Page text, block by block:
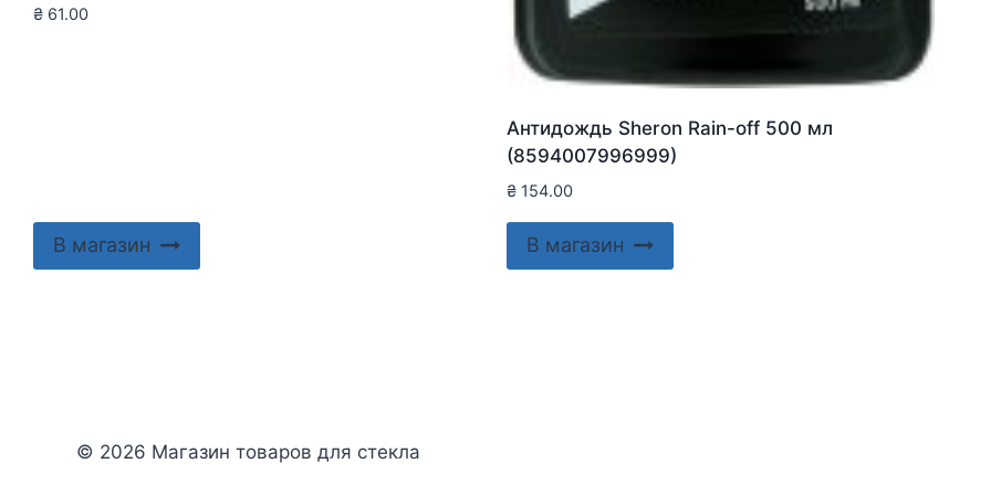
₴ 61.00
В магазин
Антидождь Sheron Rain-off 500 мл
(8594007996999)
₴154.00
В магазин
© 2026 Магазин товаров для стекла